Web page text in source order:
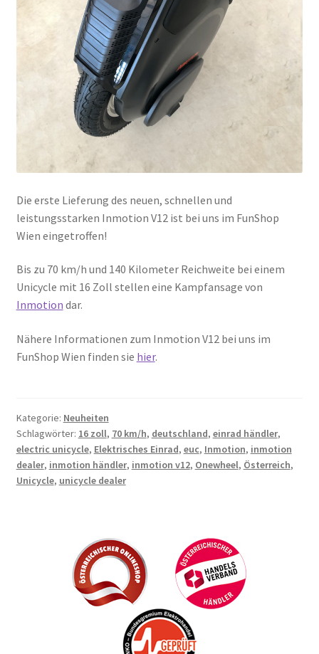
Die erste Lieferung des neuen, schnellen und
leistungsstarken Inmotion V12 ist bei uns im FunShop
Wien eingetroffen!
Bis zu 70 km/h und 140 Kilometer Reichweite bei einem
Unicycle mit 16 Zoll stellen eine Kampfansage von
Inmotion dar.
Nähere Informationen zum Inmotion V12 bei uns im
FunShop Wien finden sie hier.
Kategorie: Neuheiten
Schlagwörter: 16 zoll, 70 km/h, deutschland, einrad händler,
electric unicycle, Elektrisches Einrad, euc, Inmotion, inmotion
dealer, inmotion händler, inmotion v12, Onewheel, Österreich,
Unicycle, unicycle dealer